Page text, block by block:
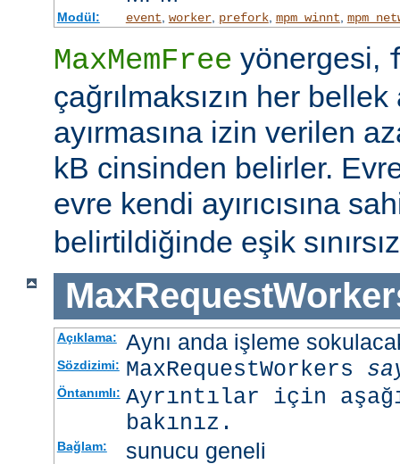
Modül: event worker, prefork, mpm_winnt
MaxMemFree yönergesi,
çağrılmaksızın her bellek
ayırmasına izin verilen
kB cinsinden belirler.
evre kendi ayırıcısına
belirtildiğinde eşik
Açıklama: Aynı anda işleme
Sözdizimi: MaxRequestWorkers
Öntanımlı: Ayrıntılar için
bakınız.
Bağlam: sunucu geneli